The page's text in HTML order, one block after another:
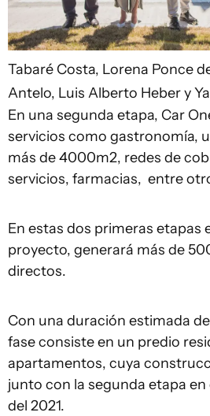
Tabaré Costa, Lorena Ponce
Antelo, Luis Alberto Heber y
En una segunda etapa, Car
servicios como gastronomía,
más de 4000m2, redes de
servicios, farmacias, entre
En estas dos primeras etapas
proyecto, generará más de
directos.
Con una duración estimada
fase consiste en un predio
apartamentos, cuya
junto con la segunda etapa
del 2021.